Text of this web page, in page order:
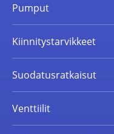
Pumput
Kiinnitystarvikkeet
Suodatusratkaisut
Venttiilit